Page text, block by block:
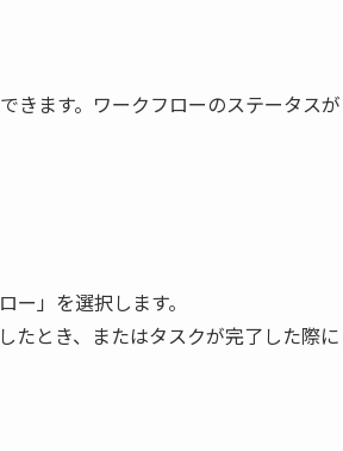
きます。ワークフローのステータスが
」を選択します。
たとき、またはタスクが完了した際に